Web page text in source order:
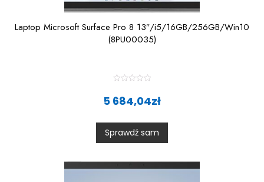
Laptop Microsoft Surface Pro 8 13″/i5/16GB/256GB/Win10
(8PU00035)
a
t
0
o
t
5 684,04zł
Sprawdź sam